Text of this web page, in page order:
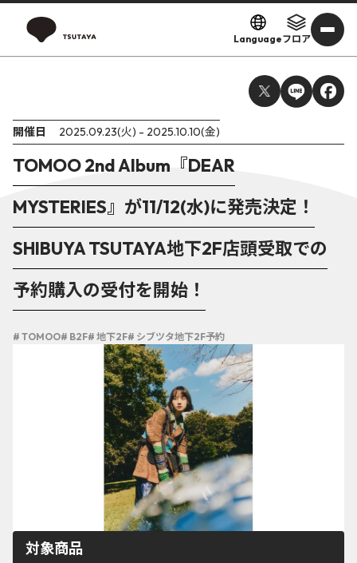
Languageフロア
開催日 2025.09.23(火) - 2025.10.10(金)
TOMOO 2nd Album『DEAR
MYSTERIES』が11/12(水)に発売決定！
SHIBUYA TSUTAYA地下2F店頭受取での
予約購入の受付を開始！
# TOMOO# B2F# 地下2F# シブツタ地下2F予約
対象商品